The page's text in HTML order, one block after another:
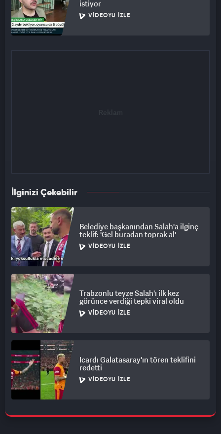
istiyor
VIDEOYU İZLE
İlginizi Çekebilir
Belediye başkanından Salah'a ilginç
teklif: 'Gel buradan toprak al'
VIDEOYU İZLE
Trabzonlu teyze Salah'ı ilk kez
görünce verdiği tepki viral oldu
VIDEOYU İZLE
Icardı Galatasaray'ın tören teklifini
redetti
VIDEOYU İZLE